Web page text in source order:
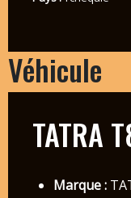
Véhicule
TATRA
Marque :